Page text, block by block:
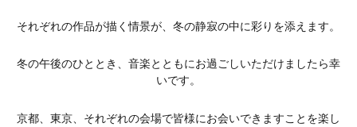
それぞれの作品が描く情景が、冬の静寂の中に彩りを添えます。
冬の午後のひととき、音楽とともにお過ごしいただけましたら幸
いです。
京都、東京、それぞれの会場で皆様にお会いできますことを楽し